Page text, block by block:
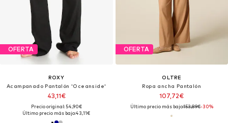
OFERTA
ROXY
Acampanado Pantalón 'Oceanside'
43,11€
Precio original: 54,90€
Último precio más bajo:43,11€
OFERTA
OLTRE
Ropa ancha Pantalón
107,72€
Último precio más bajo:153,89€-30%